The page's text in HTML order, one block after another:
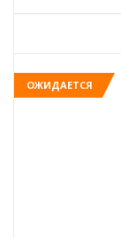
ОЖИДАЕТСЯ